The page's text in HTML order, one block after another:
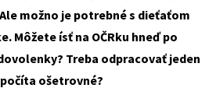
možno je potrebné s dieťaťom
Môžete ísť na OČRku hneď po
Treba odpracovať jeden
ošetrovné?